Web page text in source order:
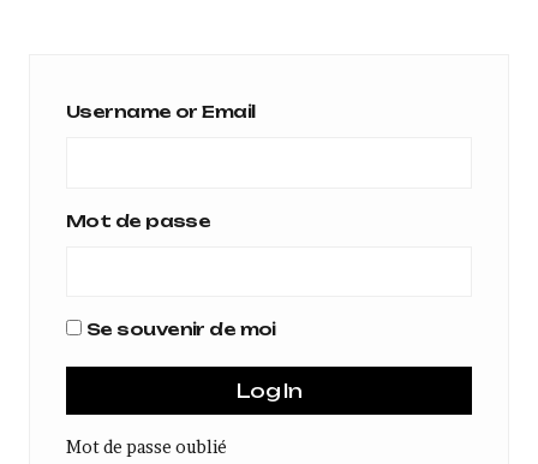
Username or Email
Mot de passe
Se souvenir de moi
Mot de passe oublié